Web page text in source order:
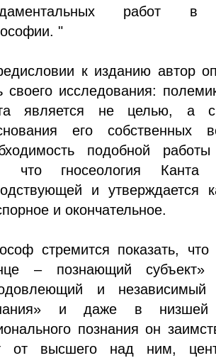
работ в
"
к изданию автор
своего исследования:
является не целью, а
его собственных
подобной
что гносеология Канта
и утверждается
и окончательное.
стремится показать, что
– познающий
и независимый
и даже в низшей
познания он
от высшего над ним,